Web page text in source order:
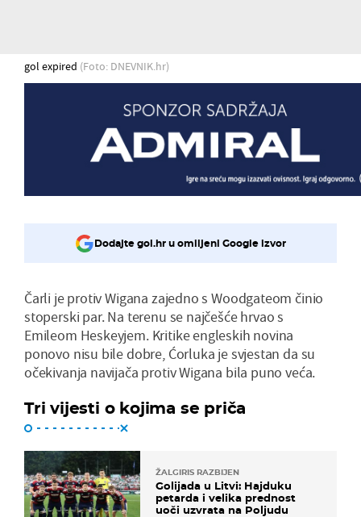
gol expired (Foto: DNEVNIK.hr)
Dodajte gol.hr u omiljeni Google izvor
Čarli je protiv Wigana zajedno s Woodgateom činio
stoperski par. Na terenu se najčešće hrvao s
Emileom Heskeyjem. Kritike engleskih novina
ponovo nisu bile dobre, Ćorluka je svjestan da su
očekivanja navijača protiv Wigana bila puno veća.
Tri vijesti o kojima se priča
ŽALGIRIS RAZBIJEN
Golijada u Litvi: Hajduku
petarda i velika prednost
uoči uzvrata na Poljudu